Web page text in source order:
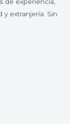
y extranjería. Sin